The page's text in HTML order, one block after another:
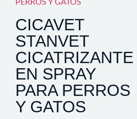
CICAVET
STANVET
CICATRIZANTE
EN SPRAY
PARA PERROS
Y GATOS